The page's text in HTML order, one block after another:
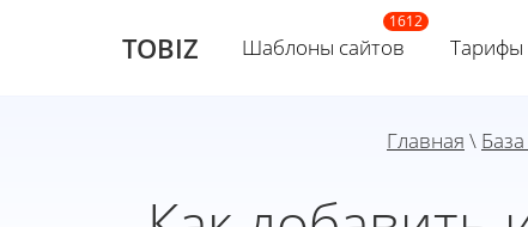
TOBIZ Шаблоны сайтов Тарифы
Главная \